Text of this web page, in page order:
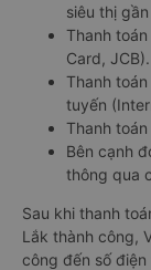
siêu thị
Thanh
Card, JCB).
Thanh
tuyến
Thanh
Bên cạnh
thông qua
Sau khi thanh
Lắk thành công,
công đến số